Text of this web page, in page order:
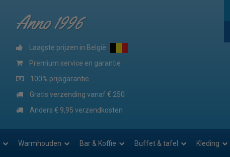
Anno 1996
Laagste prijzen in België
Premium service en garantie
100% prijsgarantie
Gratis verzending vanaf € 250
Anders € 9,95 verzendkosten
Warmhouden Bar & Koffie Buffet & tafel Kleding